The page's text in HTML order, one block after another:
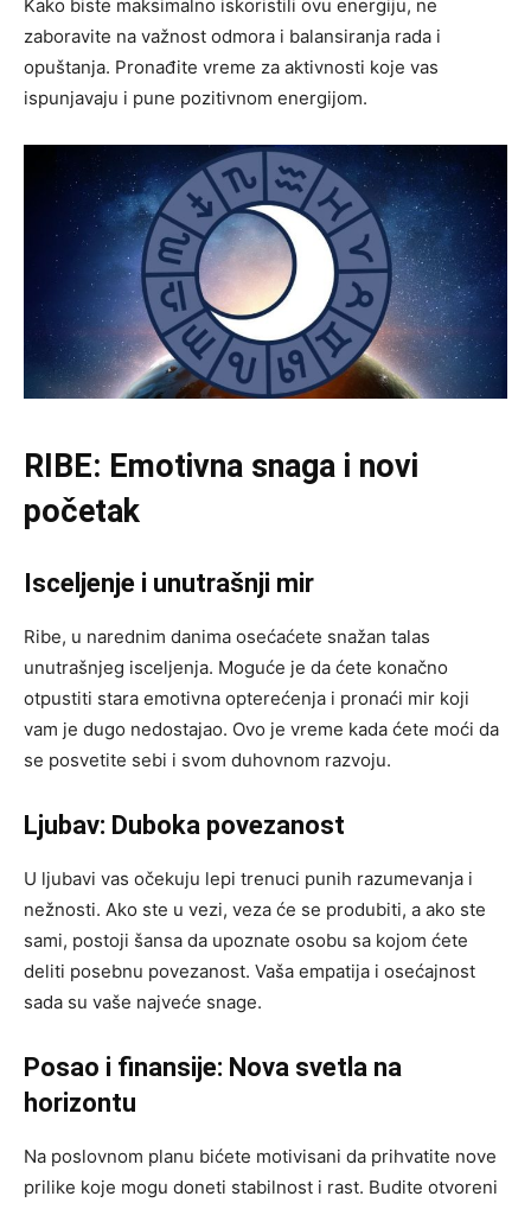
Kako biste maksimalno iskoristili ovu energiju, ne
zaboravite na važnost odmora i balansiranja rada i
opuštanja. Pronađite vreme za aktivnosti koje vas
ispunjavaju i pune pozitivnom energijom.
RIBE: Emotivna snaga i novi
početak
Isceljenje i unutrašnji mir
Ribe, u narednim danima osećaćete snažan talas
unutrašnjeg isceljenja. Moguće je da ćete konačno
otpustiti stara emotivna opterećenja i pronaći mir koji
vam je dugo nedostajao. Ovo je vreme kada ćete moći da
se posvetite sebi i svom duhovnom razvoju.
Ljubav: Duboka povezanost
U ljubavi vas očekuju lepi trenuci punih razumevanja i
nežnosti. Ako ste u vezi, veza će se produbiti, a ako ste
sami, postoji šansa da upoznate osobu sa kojom ćete
deliti posebnu povezanost. Vaša empatija i osećajnost
sada su vaše najveće snage.
Posao i finansije: Nova svetla na
horizontu
Na poslovnom planu bićete motivisani da prihvatite nove
prilike koje mogu doneti stabilnost i rast. Budite otvoreni